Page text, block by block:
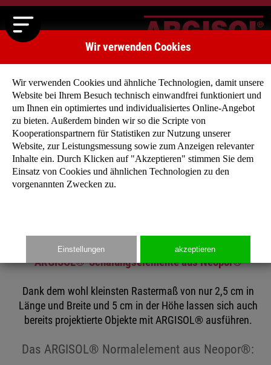
Zurück Weiter
ARGISOL®-Schalungselemente aus Neopor®
Dank dem wohl kleinsten Rastermaß von nur 2,5 cm in
Länge und Breite und 5 cm in der Höhe lassen sich auch
bereits projektierte Objekte mit ARGISOL® ausführen.
Das ARGISOL® Normalelement aus Neopor®:
Wir verwenden Cookies
Wir verwenden Cookies und ähnliche Technologien, damit unsere
Website bei Ihrem Besuch technisch einwandfrei funktioniert und
um Ihnen ein optimiertes und individualisiertes Online-Angebot
zu bieten. Außerdem binden wir so die Scripte von
Kooperationspartnern für Statistiken zur Nutzung unserer
Website, zur Leistungsmessung sowie zum Anzeigen relevanter
Inhalte ein. Durch Klicken auf "Akzeptieren" stimmen Sie dem
Einsatz von Cookies und ähnlichen Technologien zu den
vorgenannten Zwecken zu.
Einstellungen akzeptieren